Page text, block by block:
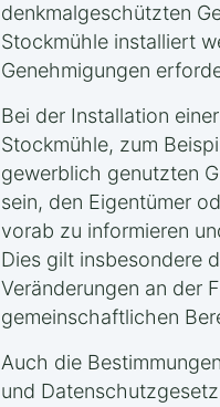
denkmalgeschützten
Stockmühle installiert
Genehmigungen
Bei der Installation
Stockmühle, zum
gewerblich genutzten
sein, den Eigentümer
vorab zu informieren
Dies gilt insbesondere
Veränderungen an der
gemeinschaftlichen
Auch die
und